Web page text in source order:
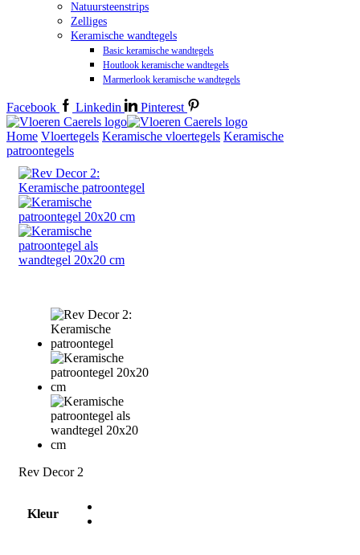
Natuursteenstrips
Zelliges
Keramische wandtegels
Basic keramische wandtegels
Houtlook keramische wandtegels
Marmerlook keramische wandtegels
Facebook Linkedin Pinterest
Home Vloertegels Keramische vloertegels Keramische
patroontegels
Rev Decor 2
Kleur